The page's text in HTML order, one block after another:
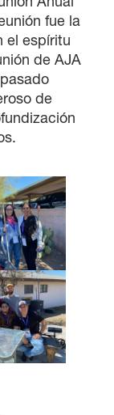
fue la
el espíritu
de AJA
de